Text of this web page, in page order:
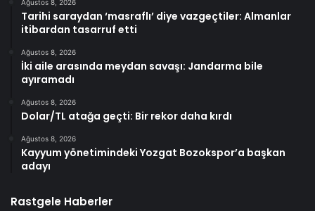
Ağustos 8, 2026
Tarihi saraydan ‘masraflı’ diye vazgeçtiler: Almanlar
itibardan tasarruf etti
Ağustos 8, 2026
İki aile arasında meydan savaşı: Jandarma bile
ayıramadı
Ağustos 8, 2026
Dolar/TL atağa geçti: Bir rekor daha kırdı
Ağustos 8, 2026
Kayyum yönetimindeki Yozgat Bozokspor’a başkan
adayı
Rastgele Haberler